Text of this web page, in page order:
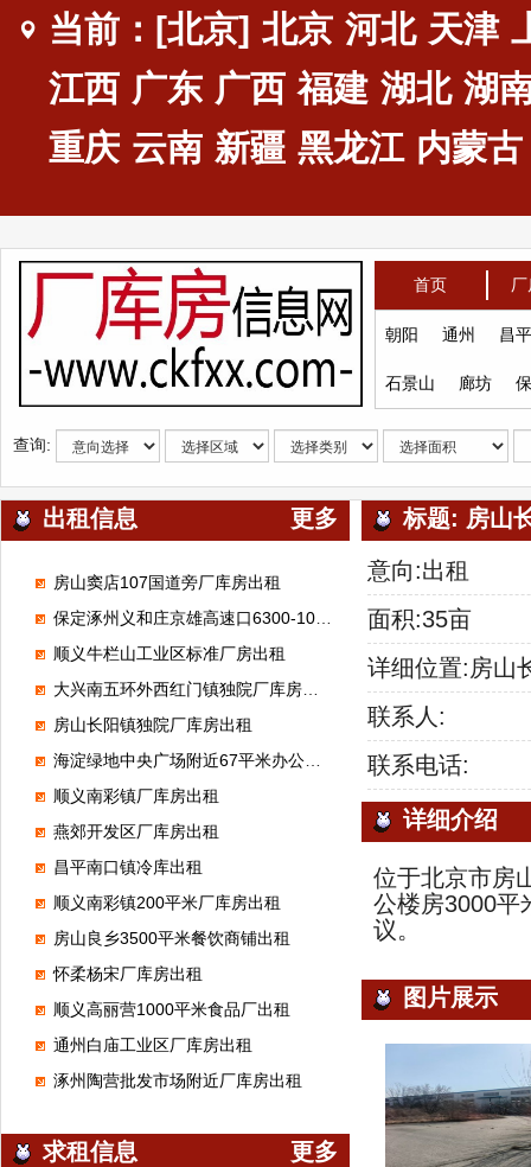
当前：[北京] 北京 河北 天津
江西 广东 广西 福建 湖北 湖
重庆 云南 新疆 黑龙江 内蒙古
首页
朝阳 通州 昌平
石景山 廊坊
查询:
出租信息 更多
房山窦店107国道旁厂库房出租
保定涿州义和庄京雄高速口6300-100000平米标准高台库出租
顺义牛栏山工业区标准厂房出租
大兴南五环外西红门镇独院厂库房出租
房山长阳镇独院厂库房出租
海淀绿地中央广场附近67平米办公室出租
顺义南彩镇厂库房出租
燕郊开发区厂库房出租
昌平南口镇冷库出租
顺义南彩镇200平米厂库房出租
房山良乡3500平米餐饮商铺出租
怀柔杨宋厂库房出租
顺义高丽营1000平米食品厂出租
通州白庙工业区厂库房出租
涿州陶营批发市场附近厂库房出租
求租信息 更多
标题: 房山
意向:出租
面积:35亩
详细位置:房山
联系人:
联系电话:
详细介绍
位于北京市房
公楼房3000平
议。
图片展示